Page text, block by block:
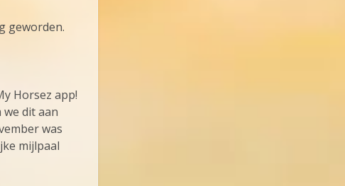
geworden.
Horsez app!
dit aan
was
mijlpaal